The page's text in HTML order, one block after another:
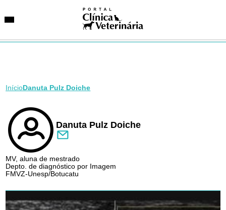
SUGESTÕES DE BUSCA
Início Danuta Pulz Doiche
Danuta Pulz Doiche
MV, aluna de mestrado
Depto. de diagnóstico por Imagem
FMVZ-Unesp/Botucatu